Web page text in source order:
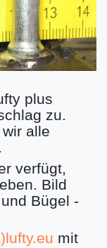
plus
zu.
alle
verfügt,
Bild
Bügel -
mit